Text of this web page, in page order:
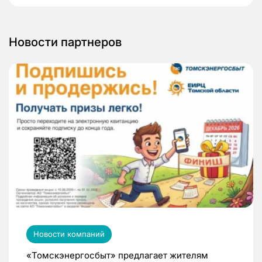
Новости партнеров
Новости компаний
«Томскэнергосбыт» предлагает жителям